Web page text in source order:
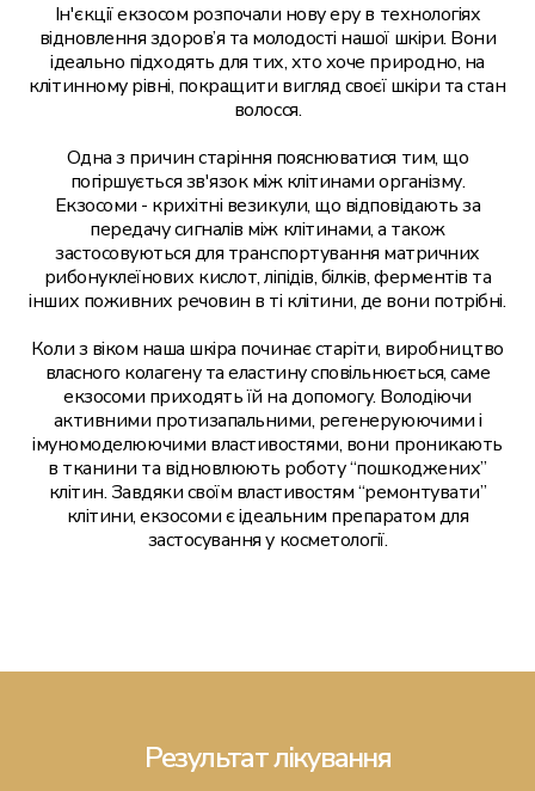
Перукарські послуги
Ін'єкції екзосом розпочали нову еру в технологіях
відновлення здоров’я та молодості нашої шкіри. Вони
ідеально підходять для тих, хто хоче природно, на
клітинному рівні, покращити вигляд своєї шкіри та стан
волосся.
Одна з причин старіння пояснюватися тим, що
погіршується зв'язок між клітинами організму.
Екзосоми - крихітні везикули, що відповідають за
передачу сигналів між клітинами, а також
застосовуються для транспортування матричних
рибонуклеїнових кислот, ліпідів, білків, ферментів та
інших поживних речовин в ті клітини, де вони потрібні.
Коли з віком наша шкіра починає старіти, виробництво
власного колагену та еластину сповільнюється, саме
екзосоми приходять їй на допомогу. Володіючи
активними протизапальними, регенеруюючими і
імуномоделюючими властивостями, вони проникають
в тканини та відновлюють роботу “пошкоджених”
клітин. Завдяки своїм властивостям “ремонтувати”
клітини, екзосоми є ідеальним препаратом для
застосування у косметології.
Результат лікування